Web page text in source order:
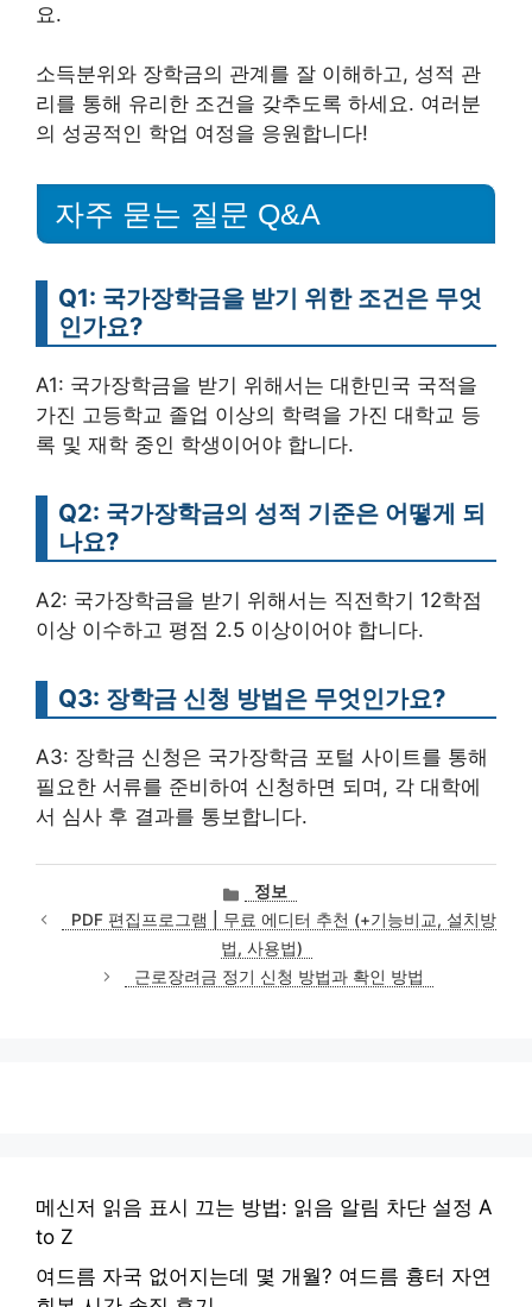
요.
소득분위와 장학금의 관계를 잘 이해하고, 성적 관
리를 통해 유리한 조건을 갖추도록 하세요. 여러분
의 성공적인 학업 여정을 응원합니다!
자주 묻는 질문 Q&A
Q1: 국가장학금을 받기 위한 조건은 무엇
인가요?
A1: 국가장학금을 받기 위해서는 대한민국 국적을
가진 고등학교 졸업 이상의 학력을 가진 대학교 등
록 및 재학 중인 학생이어야 합니다.
Q2: 국가장학금의 성적 기준은 어떻게 되
나요?
A2: 국가장학금을 받기 위해서는 직전학기 12학점
이상 이수하고 평점 2.5 이상이어야 합니다.
Q3: 장학금 신청 방법은 무엇인가요?
A3: 장학금 신청은 국가장학금 포털 사이트를 통해
필요한 서류를 준비하여 신청하면 되며, 각 대학에
서 심사 후 결과를 통보합니다.
카
테
고
리
정보
PDF 편집프로그램 | 무료 에디터 추천 (+기능비교, 설치방
법, 사용법)
근로장려금 정기 신청 방법과 확인 방법
메신저 읽음 표시 끄는 방법: 읽음 알림 차단 설정 A
to Z
여드름 자국 없어지는데 몇 개월? 여드름 흉터 자연